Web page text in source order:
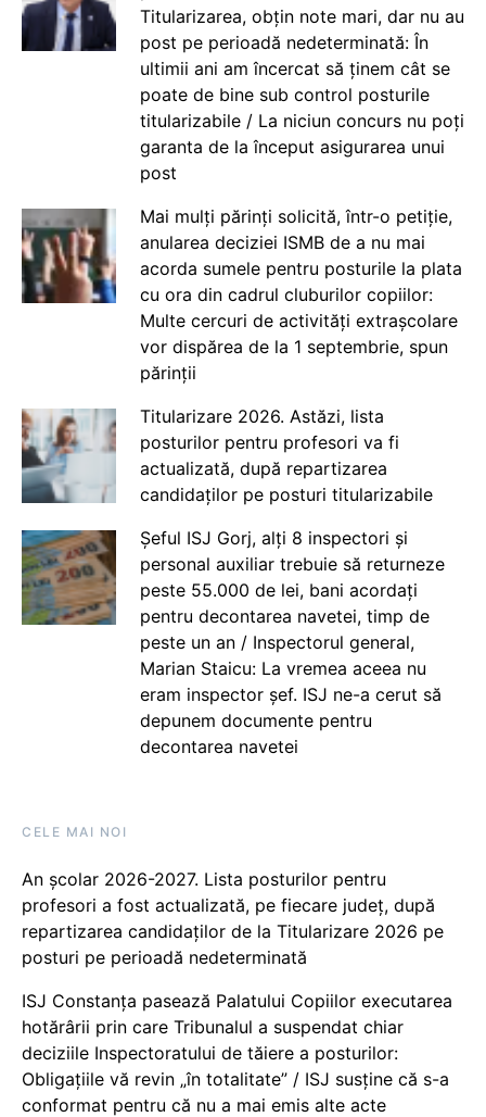
Titularizarea, obțin note mari, dar nu au
post pe perioadă nedeterminată: În
ultimii ani am încercat să ținem cât se
poate de bine sub control posturile
titularizabile / La niciun concurs nu poți
garanta de la început asigurarea unui
post
Mai mulți părinți solicită, într-o petiție,
anularea deciziei ISMB de a nu mai
acorda sumele pentru posturile la plata
cu ora din cadrul cluburilor copiilor:
Multe cercuri de activități extrașcolare
vor dispărea de la 1 septembrie, spun
părinții
Titularizare 2026. Astăzi, lista
posturilor pentru profesori va fi
actualizată, după repartizarea
candidaților pe posturi titularizabile
Șeful ISJ Gorj, alți 8 inspectori și
personal auxiliar trebuie să returneze
peste 55.000 de lei, bani acordați
pentru decontarea navetei, timp de
peste un an / Inspectorul general,
Marian Staicu: La vremea aceea nu
eram inspector șef. ISJ ne-a cerut să
depunem documente pentru
decontarea navetei
CELE MAI NOI
An școlar 2026-2027. Lista posturilor pentru
profesori a fost actualizată, pe fiecare județ, după
repartizarea candidaților de la Titularizare 2026 pe
posturi pe perioadă nedeterminată
ISJ Constanța pasează Palatului Copiilor executarea
hotărârii prin care Tribunalul a suspendat chiar
deciziile Inspectoratului de tăiere a posturilor:
Obligațiile vă revin „în totalitate” / ISJ susține că s-a
conformat pentru că nu a mai emis alte acte